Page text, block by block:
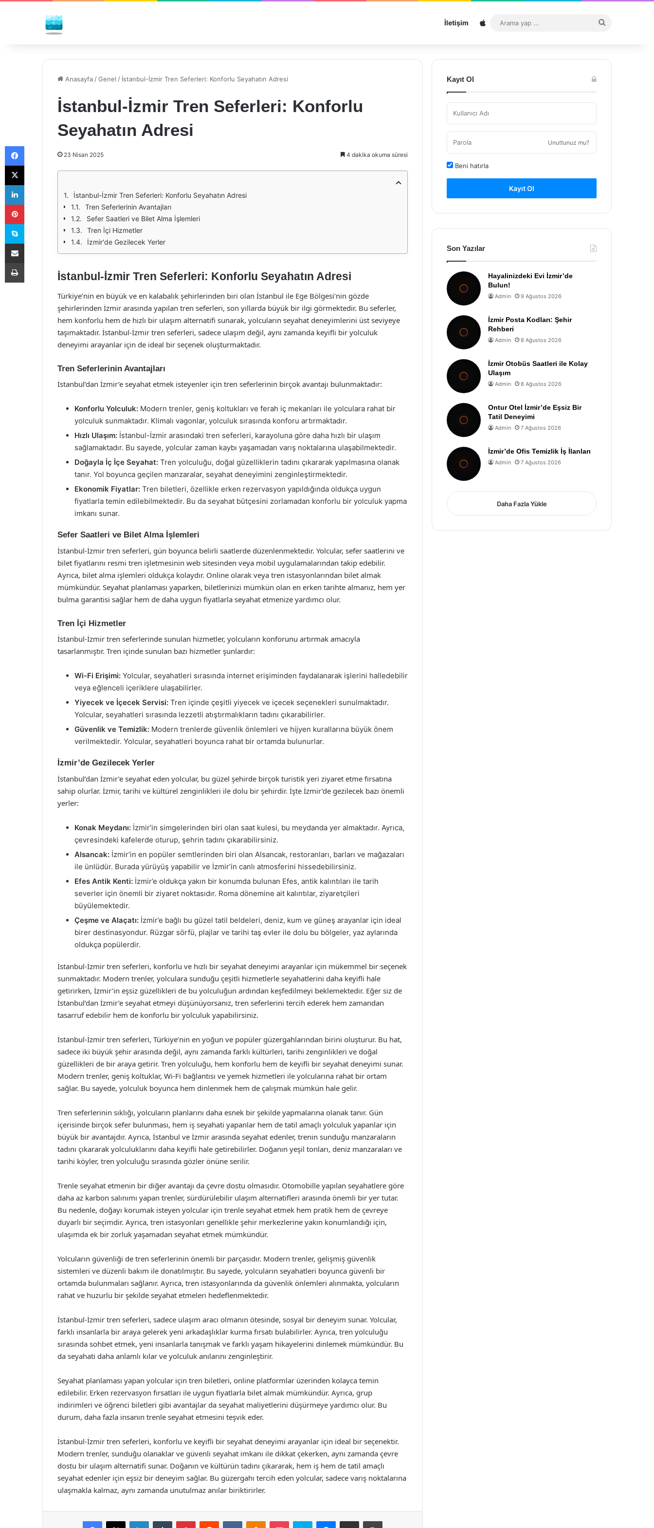
İletişim Sitemap
...
Anasayfa /Genel / İstanbul-İzmir Tren Seferleri: Konforlu Seyahatın Adresi
İstanbul-İzmir Tren Seferleri: Konforlu
Seyahatın Adresi
23 Nisan 2025 4 dakika okuma süresi
İstanbul-İzmir Tren Seferleri: Konforlu Seyahatın Adresi
Tren Seferlerinin Avantajları
Sefer Saatleri ve Bilet Alma İşlemleri
Tren İçi Hizmetler
İzmir'de Gezilecek Yerler
İstanbul-İzmir Tren Seferleri: Konforlu Seyahatın Adresi
Türkiye’nin en büyük ve en kalabalık şehirlerinden biri olan İstanbul ile Ege Bölgesi’nin gözde
şehirlerinden İzmir arasında yapılan tren seferleri, son yıllarda büyük bir ilgi görmektedir. Bu seferler,
hem konforlu hem de hızlı bir ulaşım alternatifi sunarak, yolcuların seyahat deneyimlerini üst seviyeye
taşımaktadır. İstanbul-İzmir tren seferleri, sadece ulaşım değil, aynı zamanda keyifli bir yolculuk
deneyimi arayanlar için de ideal bir seçenek oluşturmaktadır.
Tren Seferlerinin Avantajları
İstanbul’dan İzmir’e seyahat etmek isteyenler için tren seferlerinin birçok avantajı bulunmaktadır:
Konforlu Yolculuk: Modern trenler, geniş koltukları ve ferah iç mekanları ile yolculara rahat bir
yolculuk sunmaktadır. Klimalı vagonlar, yolculuk sırasında konforu artırmaktadır.
Hızlı Ulaşım: İstanbul-İzmir arasındaki tren seferleri, karayoluna göre daha hızlı bir ulaşım
sağlamaktadır. Bu sayede, yolcular zaman kaybı yaşamadan varış noktalarına ulaşabilmektedir.
Doğayla İç İçe Seyahat: Tren yolculuğu, doğal güzelliklerin tadını çıkararak yapılmasına olanak
tanır. Yol boyunca geçilen manzaralar, seyahat deneyimini zenginleştirmektedir.
Ekonomik Fiyatlar: Tren biletleri, özellikle erken rezervasyon yapıldığında oldukça uygun
fiyatlarla temin edilebilmektedir. Bu da seyahat bütçesini zorlamadan konforlu bir yolculuk yapma
imkanı sunar.
Sefer Saatleri ve Bilet Alma İşlemleri
İstanbul-İzmir tren seferleri, gün boyunca belirli saatlerde düzenlenmektedir. Yolcular, sefer saatlerini ve
bilet fiyatlarını resmi tren işletmesinin web sitesinden veya mobil uygulamalarından takip edebilir.
Ayrıca, bilet alma işlemleri oldukça kolaydır. Online olarak veya tren istasyonlarından bilet almak
mümkündür. Seyahat planlaması yaparken, biletlerinizi mümkün olan en erken tarihte almanız, hem yer
bulma garantisi sağlar hem de daha uygun fiyatlarla seyahat etmenize yardımcı olur.
Tren İçi Hizmetler
İstanbul-İzmir tren seferlerinde sunulan hizmetler, yolcuların konforunu artırmak amacıyla
tasarlanmıştır. Tren içinde sunulan bazı hizmetler şunlardır:
Wi-Fi Erişimi: Yolcular, seyahatleri sırasında internet erişiminden faydalanarak işlerini halledebilir
veya eğlenceli içeriklere ulaşabilirler.
Yiyecek ve İçecek Servisi: Tren içinde çeşitli yiyecek ve içecek seçenekleri sunulmaktadır.
Yolcular, seyahatleri sırasında lezzetli atıştırmalıkların tadını çıkarabilirler.
Güvenlik ve Temizlik: Modern trenlerde güvenlik önlemleri ve hijyen kurallarına büyük önem
verilmektedir. Yolcular, seyahatleri boyunca rahat bir ortamda bulunurlar.
İzmir’de Gezilecek Yerler
İstanbul’dan İzmir’e seyahat eden yolcular, bu güzel şehirde birçok turistik yeri ziyaret etme fırsatına
sahip olurlar. İzmir, tarihi ve kültürel zenginlikleri ile dolu bir şehirdir. İşte İzmir’de gezilecek bazı önemli
yerler:
Konak Meydanı: İzmir’in simgelerinden biri olan saat kulesi, bu meydanda yer almaktadır. Ayrıca,
çevresindeki kafelerde oturup, şehrin tadını çıkarabilirsiniz.
Alsancak: İzmir’in en popüler semtlerinden biri olan Alsancak, restoranları, barları ve mağazaları
ile ünlüdür. Burada yürüyüş yapabilir ve İzmir’in canlı atmosferini hissedebilirsiniz.
Efes Antik Kenti: İzmir’e oldukça yakın bir konumda bulunan Efes, antik kalıntıları ile tarih
severler için önemli bir ziyaret noktasıdır. Roma dönemine ait kalıntılar, ziyaretçileri
büyülemektedir.
Çeşme ve Alaçatı: İzmir’e bağlı bu güzel tatil beldeleri, deniz, kum ve güneş arayanlar için ideal
birer destinasyondur. Rüzgar sörfü, plajlar ve tarihi taş evler ile dolu bu bölgeler, yaz aylarında
oldukça popülerdir.
İstanbul-İzmir tren seferleri, konforlu ve hızlı bir seyahat deneyimi arayanlar için mükemmel bir seçenek
sunmaktadır. Modern trenler, yolculara sunduğu çeşitli hizmetlerle seyahatlerini daha keyifli hale
getirirken, İzmir’in eşsiz güzellikleri de bu yolculuğun ardından keşfedilmeyi beklemektedir. Eğer siz de
İstanbul’dan İzmir’e seyahat etmeyi düşünüyorsanız, tren seferlerini tercih ederek hem zamandan
tasarruf edebilir hem de konforlu bir yolculuk yapabilirsiniz.
İstanbul-İzmir tren seferleri, Türkiye’nin en yoğun ve popüler güzergahlarından birini oluşturur. Bu hat,
sadece iki büyük şehir arasında değil, aynı zamanda farklı kültürleri, tarihi zenginlikleri ve doğal
güzellikleri de bir araya getirir. Tren yolculuğu, hem konforlu hem de keyifli bir seyahat deneyimi sunar.
Modern trenler, geniş koltuklar, Wi-Fi bağlantısı ve yemek hizmetleri ile yolcularına rahat bir ortam
sağlar. Bu sayede, yolculuk boyunca hem dinlenmek hem de çalışmak mümkün hale gelir.
Tren seferlerinin sıklığı, yolcuların planlarını daha esnek bir şekilde yapmalarına olanak tanır. Gün
içerisinde birçok sefer bulunması, hem iş seyahati yapanlar hem de tatil amaçlı yolculuk yapanlar için
büyük bir avantajdır. Ayrıca, İstanbul ve İzmir arasında seyahat edenler, trenin sunduğu manzaraların
tadını çıkararak yolculuklarını daha keyifli hale getirebilirler. Doğanın yeşil tonları, deniz manzaraları ve
tarihi köyler, tren yolculuğu sırasında gözler önüne serilir.
Trenle seyahat etmenin bir diğer avantajı da çevre dostu olmasıdır. Otomobille yapılan seyahatlere göre
daha az karbon salınımı yapan trenler, sürdürülebilir ulaşım alternatifleri arasında önemli bir yer tutar.
Bu nedenle, doğayı korumak isteyen yolcular için trenle seyahat etmek hem pratik hem de çevreye
duyarlı bir seçimdir. Ayrıca, tren istasyonları genellikle şehir merkezlerine yakın konumlandığı için,
ulaşımda ek bir zorluk yaşamadan seyahat etmek mümkündür.
Yolcuların güvenliği de tren seferlerinin önemli bir parçasıdır. Modern trenler, gelişmiş güvenlik
sistemleri ve düzenli bakım ile donatılmıştır. Bu sayede, yolcuların seyahatleri boyunca güvenli bir
ortamda bulunmaları sağlanır. Ayrıca, tren istasyonlarında da güvenlik önlemleri alınmakta, yolcuların
rahat ve huzurlu bir şekilde seyahat etmeleri hedeflenmektedir.
İstanbul-İzmir tren seferleri, sadece ulaşım aracı olmanın ötesinde, sosyal bir deneyim sunar. Yolcular,
farklı insanlarla bir araya gelerek yeni arkadaşlıklar kurma fırsatı bulabilirler. Ayrıca, tren yolculuğu
sırasında sohbet etmek, yeni insanlarla tanışmak ve farklı yaşam hikayelerini dinlemek mümkündür. Bu
da seyahati daha anlamlı kılar ve yolculuk anılarını zenginleştirir.
Seyahat planlaması yapan yolcular için tren biletleri, online platformlar üzerinden kolayca temin
edilebilir. Erken rezervasyon fırsatları ile uygun fiyatlarla bilet almak mümkündür. Ayrıca, grup
indirimleri ve öğrenci biletleri gibi avantajlar da seyahat maliyetlerini düşürmeye yardımcı olur. Bu
durum, daha fazla insanın trenle seyahat etmesini teşvik eder.
İstanbul-İzmir tren seferleri, konforlu ve keyifli bir seyahat deneyimi arayanlar için ideal bir seçenektir.
Modern trenler, sunduğu olanaklar ve güvenli seyahat imkanı ile dikkat çekerken, aynı zamanda çevre
dostu bir ulaşım alternatifi sunar. Doğanın ve kültürün tadını çıkararak, hem iş hem de tatil amaçlı
seyahat edenler için eşsiz bir deneyim sağlar. Bu güzergahı tercih eden yolcular, sadece varış noktalarına
ulaşmakla kalmaz, aynı zamanda unutulmaz anılar biriktirirler.
Facebook
X LinkedInTumblr PinterestReddit VKontakteOdnoklassniki
Pocket Skype Messenger
E-Posta ile paylaş Yazdır
Kayıt Ol
Unuttunuz mu?
Beni hatırla
Kayıt Ol
Son Yazılar
Hayalinizdeki Evi İzmir’de
Bulun!
Admin 9 Ağustos 2026
İzmir Posta Kodları: Şehir
Rehberi
Admin 8 Ağustos 2026
İzmir Otobüs Saatleri ile Kolay
Ulaşım
Admin 8 Ağustos 2026
Ontur Otel İzmir’de Eşsiz Bir
Tatil Deneyimi
Admin 7 Ağustos 2026
İzmir’de Ofis Temizlik İş İlanları
Admin 7 Ağustos 2026
Daha Fazla Yükle
Facebook
X
LinkedIn
Pinterest
Skype
E-Posta ile paylaş